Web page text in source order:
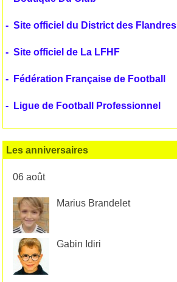
- Site officiel du District des Flandres
- Site officiel de La LFHF
- Fédération Française de Football
- Ligue de Football Professionnel
Les anniversaires
06 août
Marius Brandelet
Gabin Idiri